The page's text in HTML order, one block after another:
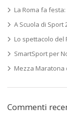
La Roma fa
A Scuola di Sport
Lo spettacolo del
SmartSport per
Mezza Maratona
Commenti